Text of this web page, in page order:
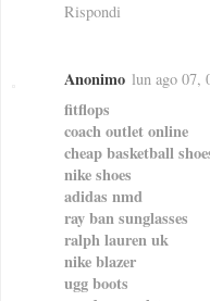
Rispondi
Anonimo lun ago 07,
fitflops
coach outlet online
cheap basketball
nike shoes
adidas nmd
ray ban sunglasses
ralph lauren uk
nike blazer
ugg boots